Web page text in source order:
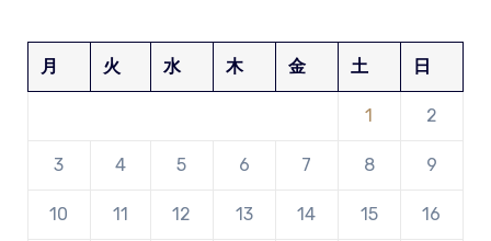
月 火 水 木 金 土 日
1 2
3 4 5 6 7 8 9
10 11 12 13 14 15 16